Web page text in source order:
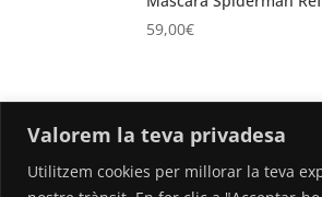
Valorem la teva privadesa
Utilitzem cookies per millorar la teva
59,00€